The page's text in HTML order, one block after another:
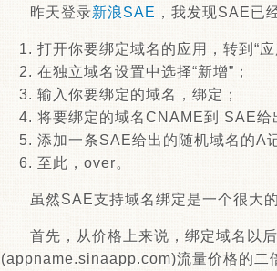
昨天登录新浪SAE ，我发现SAE已
打开你要绑定域名的应用，转到“应
在独立域名设置中选择“新增”；
输入你要绑定的域名，绑定；
将要绑定的域名CNAME到 SAE给
添加一条SAE给出的随机域名的A
至此，over。
虽然SAE支持域名绑定是一个很大
首先，从价格上来说，绑定域名以
(appname.sinaapp.com)流量价格的二